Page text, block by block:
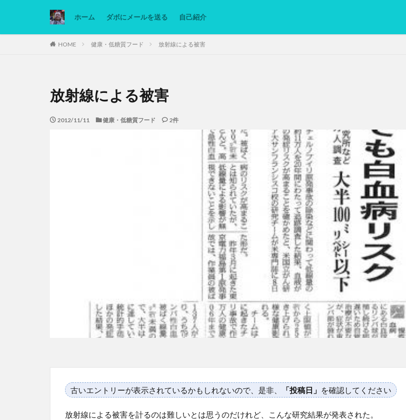
ホーム ダボにメールを送る 自己紹介
HOME 健康・低糖質フード 放射線による被害
放射線による被害
2012/11/11 健康・低糖質フード 2件
古いエントリーが表示されているかもしれないので、是非、 「投稿日」 を確認してください
放射線による被害を計るのは難しいとは思うのだけれど、こんな研究結果が発表された。
カテゴリー